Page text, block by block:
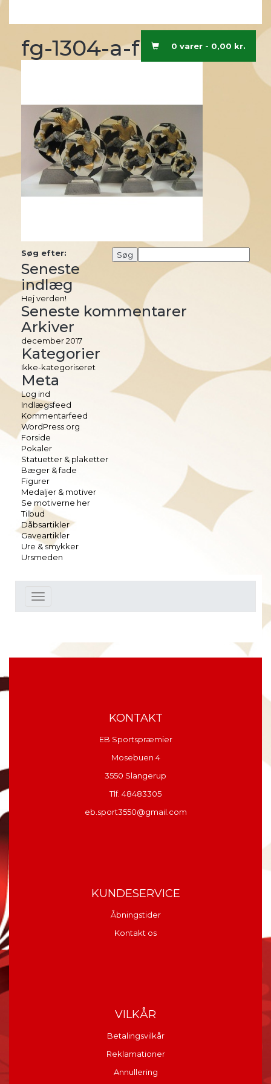
0 varer - 0,00 kr.
Toggle
fg-1304-a-f
Søg efter:
Seneste
indlæg
Hej verden!
Seneste kommentarer
Arkiver
december 2017
Kategorier
Ikke-kategoriseret
Meta
Log ind
Indlægsfeed
Kommentarfeed
WordPress.org
Forside
Pokaler
Statuetter & plaketter
Bæger & fade
Figurer
Medaljer & motiver
Se motiverne her
Tilbud
Dåbsartikler
Gaveartikler
Ure & smykker
Ursmeden
KONTAKT
EB Sportspræmier
Mosebuen 4
3550 Slangerup
Tlf. 48483305
eb.sport3550@gmail.com
KUNDESERVICE
Åbningstider
Kontakt os
VILKÅR
Betalingsvilkår
Reklamationer
Annullering